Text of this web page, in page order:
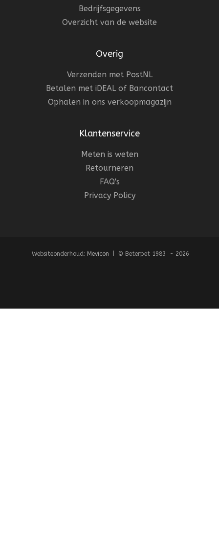
Bedrijfsgegevens
Overzicht van de website
Overig
Verzenden met PostNL
Betalen met iDEAL of Bancontact
Ophalen in ons verkoopmagazijn
Klantenservice
Meten is weten
Retourneren
FAQ's
Privacy Policy
Websiteonderhoud: Mevicon | © Beterpet 1983 - 2026